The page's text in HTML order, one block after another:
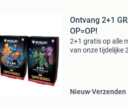
Ontvang 2+1
OP=OP!
2+1 gratis op alle
van onze tijdelijke
Nieuw Verzenden